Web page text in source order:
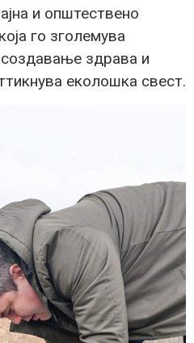
и општествено
го зголемува
создавање здрава и
еколошка свест.